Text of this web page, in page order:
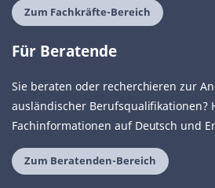
Zum Fachkräfte-Bereich
Für Beratende
Sie beraten oder recherchieren zur
ausländischer Berufsqualifikationen?
Fachinformationen auf Deutsch und
Zum Beratenden-Bereich